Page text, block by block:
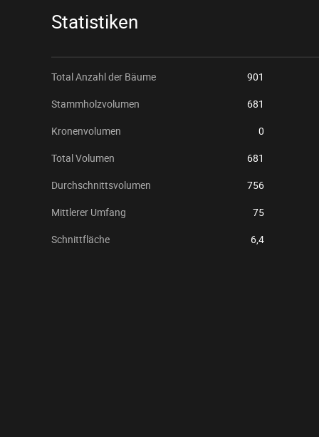
Statistiken
Total Anzahl der Bäume 901
Stammholzvolumen
681
Kronenvolumen
0
Total Volumen
681
Durchschnittsvolumen
756
Mittlerer Umfang
75
Schnittfläche
6,4